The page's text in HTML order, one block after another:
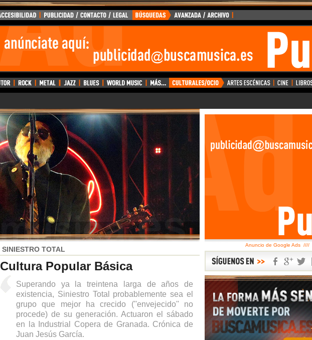
SINIESTRO TOTAL
Cultura Popular Básica
Superando ya la treintena larga de años de
existencia, Siniestro Total probablemente sea el
grupo que mejor ha crecido (''envejecido'' no
procede) de su generación. Actuaron el sábado
en la Industrial Copera de Granada. Crónica de
Juan Jesús García.
Anuncio de Google Ads ////